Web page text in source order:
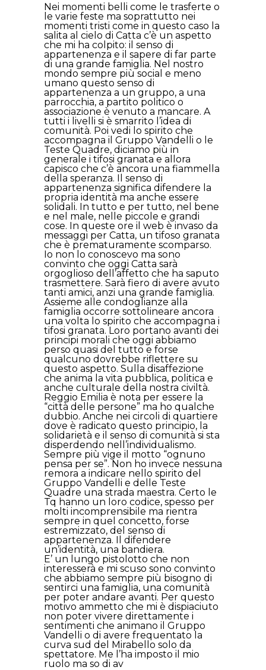
Nei momenti belli come le trasferte o
le varie feste ma soprattutto nei
momenti tristi come in questo caso la
salita al cielo di Catta c’è un aspetto
che mi ha colpito: il senso di
appartenenza e il sapere di far parte
di una grande famiglia. Nel nostro
mondo sempre più social e meno
umano questo senso di
appartenenza a un gruppo, a una
parrocchia, a partito politico o
associazione è venuto a mancare. A
tutti i livelli si è smarrito l’idea di
comunità. Poi vedi lo spirito che
accompagna il Gruppo Vandelli o le
Teste Quadre, diciamo più in
generale i tifosi granata e allora
capisco che c’è ancora una fiammella
della speranza. Il senso di
appartenenza significa difendere la
propria identità ma anche essere
solidali. In tutto e per tutto, nel bene
e nel male, nelle piccole e grandi
cose. In queste ore il web è invaso da
messaggi per Catta, un tifoso granata
che è prematuramente scomparso.
Io non lo conoscevo ma sono
convinto che oggi Catta sarà
orgoglioso dell’affetto che ha saputo
trasmettere. Sarà fiero di avere avuto
tanti amici, anzi una grande famiglia.
Assieme alle condoglianze alla
famiglia occorre sottolineare ancora
una volta lo spirito che accompagna i
tifosi granata. Loro portano avanti dei
principi morali che oggi abbiamo
perso quasi del tutto e forse
qualcuno dovrebbe riflettere su
questo aspetto. Sulla disaffezione
che anima la vita pubblica, politica e
anche culturale della nostra civiltà.
Reggio Emilia è nota per essere la
“città delle persone” ma ho qualche
dubbio. Anche nei circoli di quartiere
dove è radicato questo principio, la
solidarietà e il senso di comunità si sta
disperdendo nell’individualismo.
Sempre più vige il motto “ognuno
pensa per se”. Non ho invece nessuna
remora a indicare nello spirito del
Gruppo Vandelli e delle Teste
Quadre una strada maestra. Certo le
Tq hanno un loro codice, spesso per
molti incomprensibile ma rientra
sempre in quel concetto, forse
estremizzato, del senso di
appartenenza. Il difendere
un’identità, una bandiera.
E’ un lungo pistolotto che non
interesserà e mi scuso sono convinto
che abbiamo sempre più bisogno di
sentirci una famiglia, una comunità
per poter andare avanti. Per questo
motivo ammetto che mi è dispiaciuto
non poter vivere direttamente i
sentimenti che animano il Gruppo
Vandelli o di avere frequentato la
curva sud del Mirabello solo da
spettatore. Me l’ha imposto il mio
ruolo ma so di av